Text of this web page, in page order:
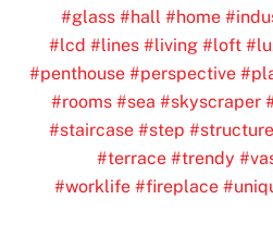
#glass #hall #home
#lcd #lines #living #loft
#penthouse #perspective
#rooms #sea #skyscraper
#staircase #step #structure
#terrace #trendy
#worklife #fireplace